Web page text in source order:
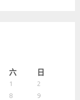
六 日
1
2
8
9